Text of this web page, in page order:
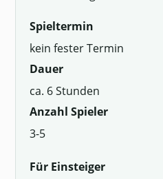
Spieltermin
kein fester Termin
Dauer
ca. 6 Stunden
Anzahl Spieler
3-5
Für Einsteiger